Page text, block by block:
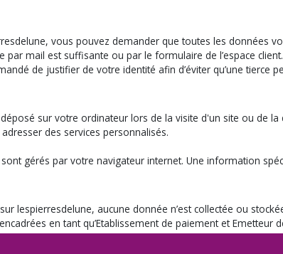
vous pouvez demander que toutes les données
par mail est suffisante ou par le formulaire de l’espace client.
de justifier de votre identité afin d’éviter qu’une tierce
sur votre ordinateur lors de la visite d'un site ou de
des services personnalisés.
gérés par votre navigateur internet. Une information
lespierresdelune, aucune donnée n’est collectée ou
en tant qu’Etablissement de paiement et Emetteur